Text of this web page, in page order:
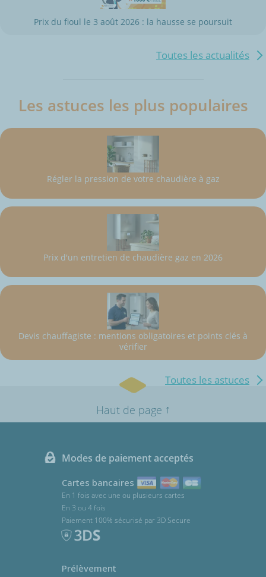
Prix du fioul le 3 août 2026 : la hausse se poursuit
Toutes les actualités
Les astuces les plus populaires
Régler la pression de votre chaudière à gaz
Prix d'un entretien de chaudière gaz en 2026
Devis chauffagiste : mentions obligatoires et points clés à
vérifier
Toutes les astuces
Haut de page ↑
Modes de paiement acceptés
Cartes bancaires
En 1 fois avec une ou plusieurs cartes
En 3 ou 4 fois
Paiement 100% sécurisé par 3D Secure
Prélèvement